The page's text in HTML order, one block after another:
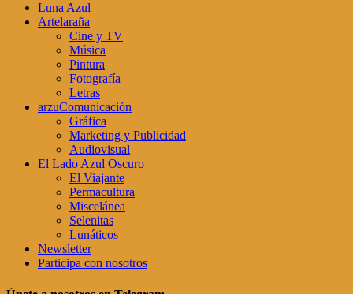
Luna Azul
Artelaraña
Cine y TV
Música
Pintura
Fotografía
Letras
arzuComunicación
Gráfica
Marketing y Publicidad
Audiovisual
El Lado Azul Oscuro
El Viajante
Permacultura
Miscelánea
Selenitas
Lunáticos
Newsletter
Participa con nosotros